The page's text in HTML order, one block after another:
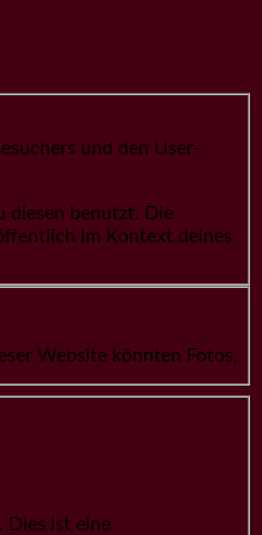
und den User-
diesen benutzt. Die
im Kontext deines
Website könnten Fotos,
Dies ist eine